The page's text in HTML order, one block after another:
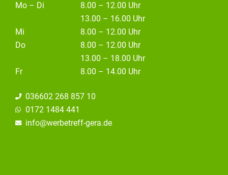
Mo – Di
8.00 – 12.00 Uhr
13.00 – 16.00 Uhr
Mi
8.00 – 12.00 Uhr
Do
8.00 – 12.00 Uhr
13.00 – 18.00 Uhr
Fr
8.00 – 14.00 Uhr
036602 268 857 10
0172 1484 441
info@werbetreff-gera.de